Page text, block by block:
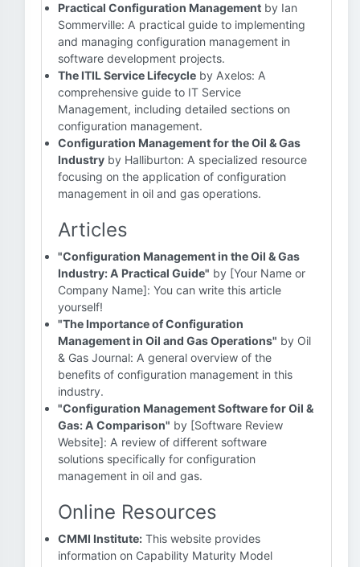
Practical Configuration Management by Ian
Sommerville: A practical guide to implementing
and managing configuration management in
software development projects.
The ITIL Service Lifecycle by Axelos: A
comprehensive guide to IT Service
Management, including detailed sections on
configuration management.
Configuration Management for the Oil & Gas
Industry by Halliburton: A specialized resource
focusing on the application of configuration
management in oil and gas operations.
Articles
"Configuration Management in the Oil & Gas
Industry: A Practical Guide" by [Your Name or
Company Name]: You can write this article
yourself!
"The Importance of Configuration
Management in Oil and Gas Operations" by Oil
& Gas Journal: A general overview of the
benefits of configuration management in this
industry.
"Configuration Management Software for Oil &
Gas: A Comparison" by [Software Review
Website]: A review of different software
solutions specifically for configuration
management in oil and gas.
Online Resources
CMMI Institute: This website provides
information on Capability Maturity Model